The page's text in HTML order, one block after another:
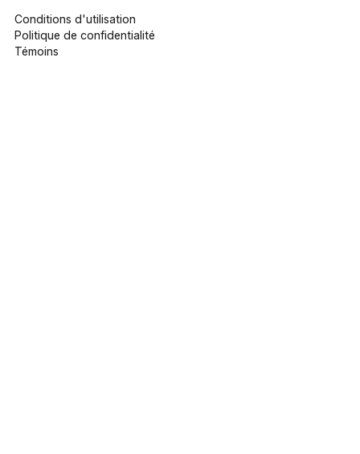
Conditions d'utilisation
Politique de confidentialité
Témoins